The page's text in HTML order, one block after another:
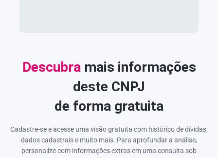
Descubra mais informações
deste CNPJ
de forma gratuita
Cadastre-se e acesse uma visão gratuita com histórico de dívidas,
dados cadastrais e muito mais. Para aprofundar a análise,
personalize com informações extras em uma consulta sob